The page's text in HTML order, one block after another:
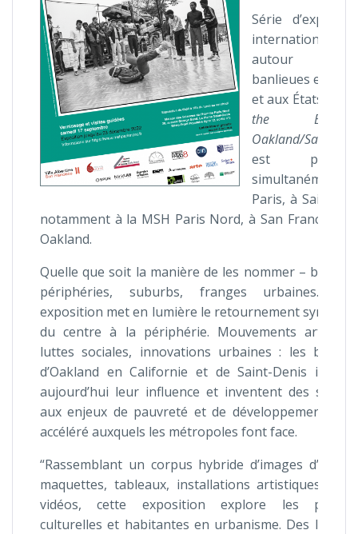
Série
internationales
autour
banlieues en
et aux États-
the
Oakland/Saint-
est
Paris, à Saint-
notamment à la MSH Paris Nord, à San Francisco
Oakland.
Quelle que soit la manière de les nommer –
périphéries, suburbs, franges urbaines…
exposition met en lumière le retournement
du centre à la périphérie. Mouvements
luttes sociales, innovations urbaines : les
d’Oakland en Californie et de Saint-Denis
aujourd’hui leur influence et inventent des
aux enjeux de pauvreté et de développement
accéléré auxquels les métropoles font face.
“Rassemblant un corpus hybride d’images
maquettes, tableaux, installations artistiques,
vidéos, cette exposition explore les
culturelles et habitantes en urbanisme. Des lieux,